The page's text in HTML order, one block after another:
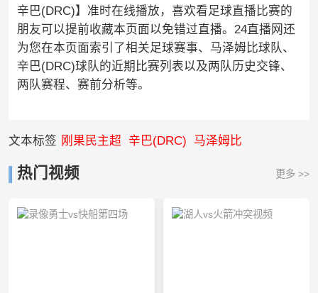
辛巴(DRC)】准时在线播放，喜欢看足球直播比赛的
朋友可以提前收藏本页面以免错过直播。24直播网还
为您在本页面索引了相关足球赛事、马泽姆比球队、
辛巴(DRC)球队的近期比赛列表以及两队历史交锋、
两队赛程、赛前分析等。
文本标签 刚果民主超 辛巴(DRC) 马泽姆比
热门视频 更多 >>